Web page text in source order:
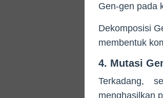
Gen-gen pada
Dekomposisi
membentuk
4. Mutasi
Terkadang,
menghasilkan